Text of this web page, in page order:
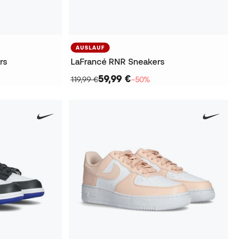
AUSLAUF
LaFrancé RNR Sneakers
119,99 €59,99 €−50%